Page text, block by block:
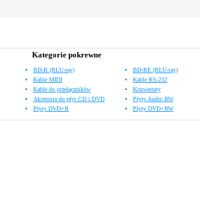
Kategorie pokrewne
BD-R (BLU-ray) BD-RE (BLU-ray)
Kable MIDI
Kable RS-232
Kable do przełączników
Konwertery
Akcesoria do płyt CD i DVD
Płyty Audio RW
Płyty DVD+R
Płyty DVD+RW